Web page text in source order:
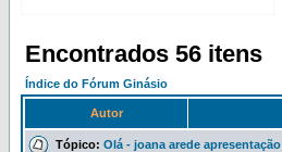
Encontrados 56 itens
Índice do Fórum Ginásio
Autor
Tópico: Olá - joana arede apresentação